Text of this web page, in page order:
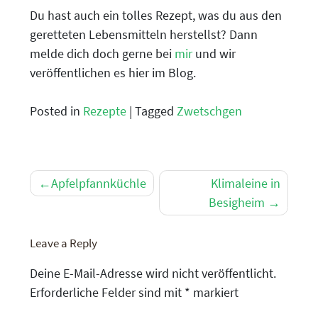
Du hast auch ein tolles Rezept, was du aus den
geretteten Lebensmitteln herstellst? Dann
melde dich doch gerne bei mirund wir
veröffentlichen es hier im Blog.
Posted in Rezepte | Tagged Zwetschgen
Beitragsnavigation
Apfelpfannküchle
Klimaleine in
Besigheim
Leave a Reply
Deine E-Mail-Adresse wird nicht veröffentlicht.
Erforderliche Felder sind mit * markiert